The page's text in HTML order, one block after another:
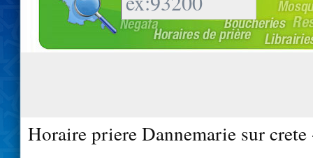
Horaire priere Dannemarie sur